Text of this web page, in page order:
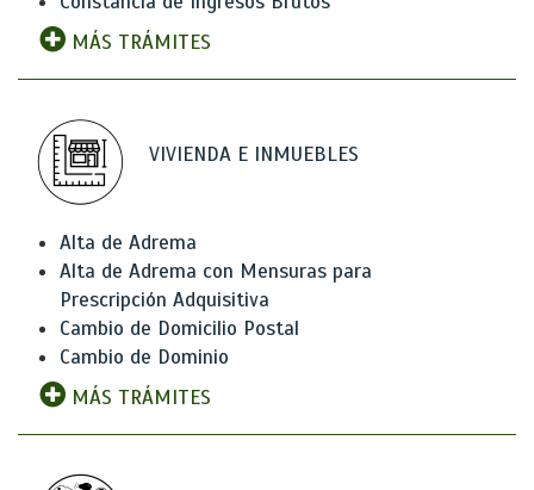
MÁS TRÁMITES
VIVIENDA E INMUEBLES
Alta de Adrema
Alta de Adrema con Mensuras para
Prescripción Adquisitiva
Cambio de Domicilio Postal
Cambio de Dominio
MÁS TRÁMITES